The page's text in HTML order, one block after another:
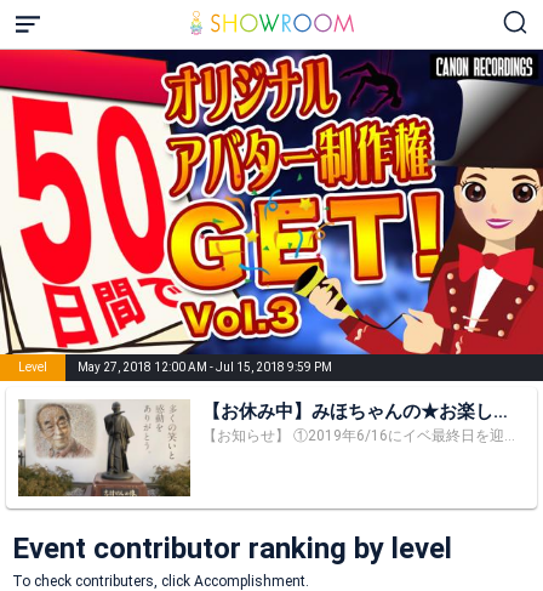
Level May 27, 2018 12:00 AM - Jul 15, 2018 9:59 PM
【お休み中】みほちゃんの★お楽しみ★
おやつ（仮)
【お知らせ】 ①2019年6/16にイベ最終日を迎え、2019年6/17～しばらくSRをお休みする事になりました。今まで本当にありがとう(*ˊᗜˋ*)/ᵗᑋᵃᐢᵏ ᵞᵒᵘ* ⚠️注意⚠️たまに気まぐれで配信する事もあるかもしれませんが、ここは宣伝部屋でもないし、久しぶりの貴重な配信を邪魔する行為と判断し応援要請された時点で配信を切ります。 ②SHOWROOMはお休みしててもTiktok＆nanaで投稿しております、ご興味がある方はバナーから入ってみてね🎶 ③所属していたオーガナイザーさんがSHOWROOMから撤退したので、お笑い、トーク枠→フリー枠に戻りましたが自称「料理＆トーク枠」です(*￣m￣)ﾌﾟｯ 地元が志村けんさんと同じ東村山市出身の為に郷土愛で(＿´Д｀) ｱｲｰﾝ♪やギャグは連発しておりますが、けしてお笑い芸人ではありません、┏○)) ｻ━━━━━━━━ｾﾝ！www 元お笑い、トーク枠だからって、出会って日が浅い人から過剰にガヤられるのは好きじゃありません。 ※私にとっての1時間は、と～っても短い、でも毎日笑って楽しく過ごしたい♪私のルームだから、私が行って楽しかったルームのイベ中の宣伝をする事はありますが、だからといって宣伝目的のみで来られると悲しいですㅠ_ㅠ 元気いっぱい2児の肝っ玉母ちゃん（みせないようにしちゃうけど意外にメンタル弱）です。よろしくお願いしまーす！！！ 料理配信中は、特にコメントをスルーしてしまうことがありますが、わざとじゃないので、お気を悪くしないでくださいね。 そう、ならないよう細心注意は心掛けます( •̀∀•́ )b 【SR履歴】 ●2017(Ｈ29)5/29アマチュアで配信スタート←初配信にして知らなかったとはいえ、車載配信で(_・ω・)_ﾊﾞｧﾝ…されましたwww ●2017(Ｈ29)9/16から9/30まで、アロマで癒しvo.6→アマチュア最後のイベント。 ●2017(Ｈ29)10/1から公式枠にお引越し ●2017(Ｈ29)12月に声帯ポリープ発覚。筆談配信にて配信休止発表 ●2018(Ｈ30)5/10から5ヶ月ぶりに配信復活！！！ ●2018(Ｈ30)5/27から公式枠初イベント→50日間でアバター権GETvo.3に参加！ ● 2018年5/10～2019年5/10に連続配信1年達成！ ●2018(H30)9/1～9/30念願の誕生日イベに参加 ●2019年6/17～しばらくSRをお休みする事になりました。 好きなのはユーロビート、パラパラ、アロマ 趣味は料理、アロマ、畑で野菜を育てること。 昔からブレないのは、渡辺美里(最近の曲は知りませんwww)↑配信でどれかを活かせたらいいなぁ。。。と考えております♬ 【性格】基本短気なのを抑えようとするあまり、時間がたつとフツフツ怒りが込み上げるタイプです。 わかりやすく、単純。 けど、許せない事をされると、超ぉ偏屈＆あまのじゃく的になります。おへそを曲げると、かなり面倒臭い奴です＼_(･ω･`)ｺｺ重要！ 今現在 ◎気まぐれで、気分がのれば、おつまみ作りorおやつ作り配信 ◎あほみほのチグハグトーク(笑) ◎まれに、なりきり配信(貴重) ◎配信終わりに、ジャンケンをしています。 ◎2018、12月からSRにてDAMカラオケが出来るようになり、喉の調子をみながら1日1曲歌ってます(๑•̀ㅂ•́)و✧←フリー枠に戻ったので、現在はできませぬ。 たまに、今年14歳（中2)と今年19歳(大学1年)の気まぐれ息子がゲストとして、気まぐれ登場するかも。。。（笑）たぶん声のみ。 ※規定に沿って中学生までの動画は夜8時まで、声のみは夜10時まで。 追伸①イベント履歴 ◎スタートダッシュイベントで８位 ◎MUGENインスタ編８位 ◎アロマで癒しvo.6で１位(*^^)v←アマ枠最後のイベ、みんなのお陰♡ありがとう 【初アバ:ドジター】＆1位で念願のアロマデュフューザーGET！只今デュフューザー大活躍中！(*´▽`人)ｱﾘｶﾞﾄｳ♡ ◎50日間でオリジナルアバ権GETvo.3←公式枠初のイベントに参加。順位は気にしないといいつつ、みんなのお陰で1日1枠＋カウント枠のみで20位 【第2弾アバ：次男あいじアバター】 ※7/3にアバ権50万point達成！みんなの思いやり精神にマジ泣き！！！ ◎2018年9月誕生日イベ9/24にアバ権50万point達成！楽しい時間を過ごせたよ、(*´▽`人)ｱﾘｶﾞﾄｳ♡←5位 【第3弾アバ長男の空手アバター】 基本イベント参加すると焦るし配信出来ないと凹むので支援ゲージに切り替え、焦らず気ままに配信してゆきます、よろしく＼_(･ω･`)ｺｺ重要! 追伸②私の配信内に来てくれている、みんなが不快な思いをするのは嫌です。 かといってスルー(無視)は嫌いです。 だからもし、不快になるコメントがあった場合は、どんな時も言わせていただきます。改善されない場合、通報させていただく事もあります。 【不快に感じるコメント＆行為】 ●推薦コメントに自分のルームや宣伝だけする行為。正直大迷惑です。見つけ次第消します。 ●私の配信中あまり面識がない方の『自分の名前を出して〇〇ルームに今、行って！』とゆうお願い ●初見で、いきなり自分や推しの宣伝 ●うちの配信や、ファンルームで、自分や、推しルームの応援要請＆宣伝。 うちは宣伝部屋ではありません。 ●配信者、リスナーさんへの過剰なガヤ ●配信者さん、リスナーさんの個人名を出した悪口←どこで誰が聞いているか分からない場です。思いやりは大事♡ ●うちのルームから、出会った私の大事な配信者仲間のファンルームや、配信にて不快なコメントをする行為 ●空気を読んで！とか、K.Ｙの言葉は嫌い。言いやすい簡単な言葉だけど、具体的に言わないと分からない人もいるし、言われた方は傷つく。 ●「頑張って！」は、私も、つい言いがちな言葉なんだけど、場合によっては傷つく言葉になります。 ●お兄ちゃんなんだから、お姉ちゃんなんだから！の、言葉は経験上、昔から聞き飽きました。兄、姉はそんな万能ではないと思います。 ●自分がすぐ悩んでしまうので、人の相談が出来るほど人間出来ていません。配信中、過度の悩み＆愚痴は、困ってしまう所があります。 追伸③小学校の頃、いじめられっ子→それ以降はいじめっ子→職場で揉まれ。。。母になり、子供の事で、偏見、嫌がらせを受けて人間不信になったり。 だから、人の痛みは少しはわかってるつもり。されて、して辛かった事は絶対しない！がモットーです！ 妬み、偏見から、始まるいじめが、今だに、なくならない問題。 それを私がど～こ～できない。 だからこそ、せめて、うちのルームには、いじめ、偏見、妬みなく、みんなが笑顔でいてくれたら私は嬉しい＼_(･ω･`)ｺｺも重要! 心の調子が良くない時、私だけ不幸と思うのは人間だから仕方がない。でも、見ため笑顔でも、心の中で泣いてる人もいるのですよ。 笑って楽しそうだからって、「幸せでそうでいいね、私なんか」とか、「のんきでいいね、何も悩みないんでしょ？私なんか、、」「あなたみたいに強くないから」とか言われると、凄く傷つきます。マイナスな方向で比べないで下さい。 追伸④みほちゃん推奨ルーム ◎みかりんのFREEDOM!!!!!!!【2019.2/1～アイドル枠へお引越し】 https://www.showroom-live.com/f196450310 ←私が、初めてフォローした配信者さん。配信者になるきっかけを作ってくれた、お師匠的存在。元気がでるよ(๑•̀ㅂ•́)و✧ ◎さよママ（うーちゃん）room【フリー枠】 https://www.showroom-live.com/c25221314761 ←完全ラジオ配信。優しい＆コメ読みの話し方が好き♡オープンと言うか生活音ダダ漏れ配信wwwそこも魅力の1つ♪ 3人のお子ちゃまのママ✧*｡٩(ˊᗜˋ*)و✧*｡ ◎菜摘さんのラジヲroom【フリー枠】 https://www.showroom-live.com/1d2091973836 ←姐さん、兄さん！？的存在。よっぱに紹介され、すぐ惚れました( ﾟ∀ﾟ)･∵ﾌﾞﾊｯ!!ここのルームでは、私はかまちょに変身ですwww ◎ムーラー師匠のギルガメッシュroom【ミュージック枠】 https://www.showroom-live.com/685aa949298 ←ラジオ配信です、リスナーさんの気持ちを考えてくれる楽しいルーム。私にとって、三宅裕司さんのラジオ放送を聞いてる気分です。(あ、これ誉めてます！) ※最後まで読んでくれて、ありがとうございます(＿´Д｀) ｱｲｰﾝ♪からの、がちょぉーん( ｢ ･ω･)｢加トちゃんぺ！（笑）
Event contributor ranking by level
To check contributers, click Accomplishment.